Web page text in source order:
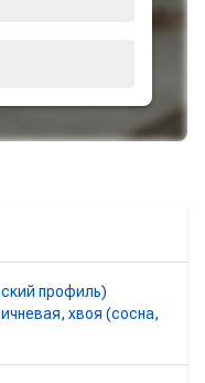
профиль)
хвоя (сосна,